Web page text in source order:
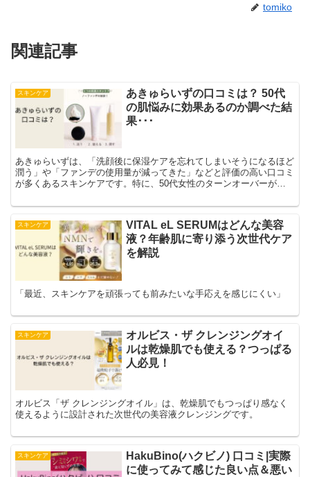
tomiko
関連記事
スキンケア
あきゅらいずの口コミは？ 50代
の肌悩みに効果あるのか調べた結
果･･･
あきゅらいずは、「洗顔後に保湿ケアを忘れてしまいそうになるほど
潤う」や「ファンデの使用量が減ってきた」などと評価の高い口コミ
が多くあるスキンケアです。特に、50代女性のターンオーバーが遅
れると評判です。
スキンケア
VITAL eL SERUMはどんな美容
液？年齢肌に寄り添う次世代ケア
を解説
「最近、スキンケアを頑張っても前みたいな手応えを感じにくい」
スキンケア
オルビス・ザ クレンジングオイ
ルは乾燥肌でも使える？つっぱる
人必見！
オルビス「ザ クレンジングオイル」は、乾燥肌でもつっぱり感なく
使えるように設計された次世代の美容液クレンジングです。
スキンケア
HakuBino(ハクビノ) 口コミ|実際
に使ってみて感じた良い点＆悪い